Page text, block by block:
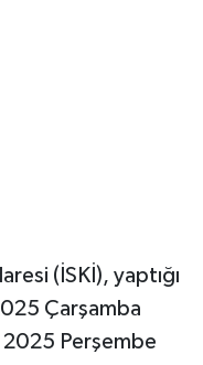
(İSKİ), yaptığı
Çarşamba
Perşembe